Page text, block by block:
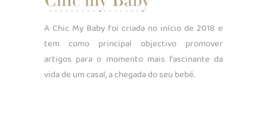
A Chic My Baby foi criada no início de 2018 e
tem como principal objectivo promover
artigos para o momento mais fascinante da
vida de um casal, a chegada do seu bebé.